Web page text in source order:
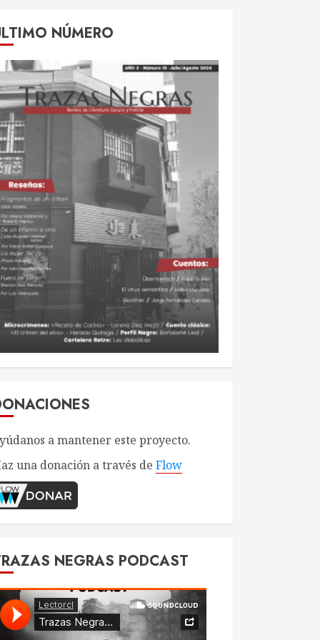
NÚMERO
a mantener este proyecto.
una donación a través deFlow
NEGRAS PODCAST